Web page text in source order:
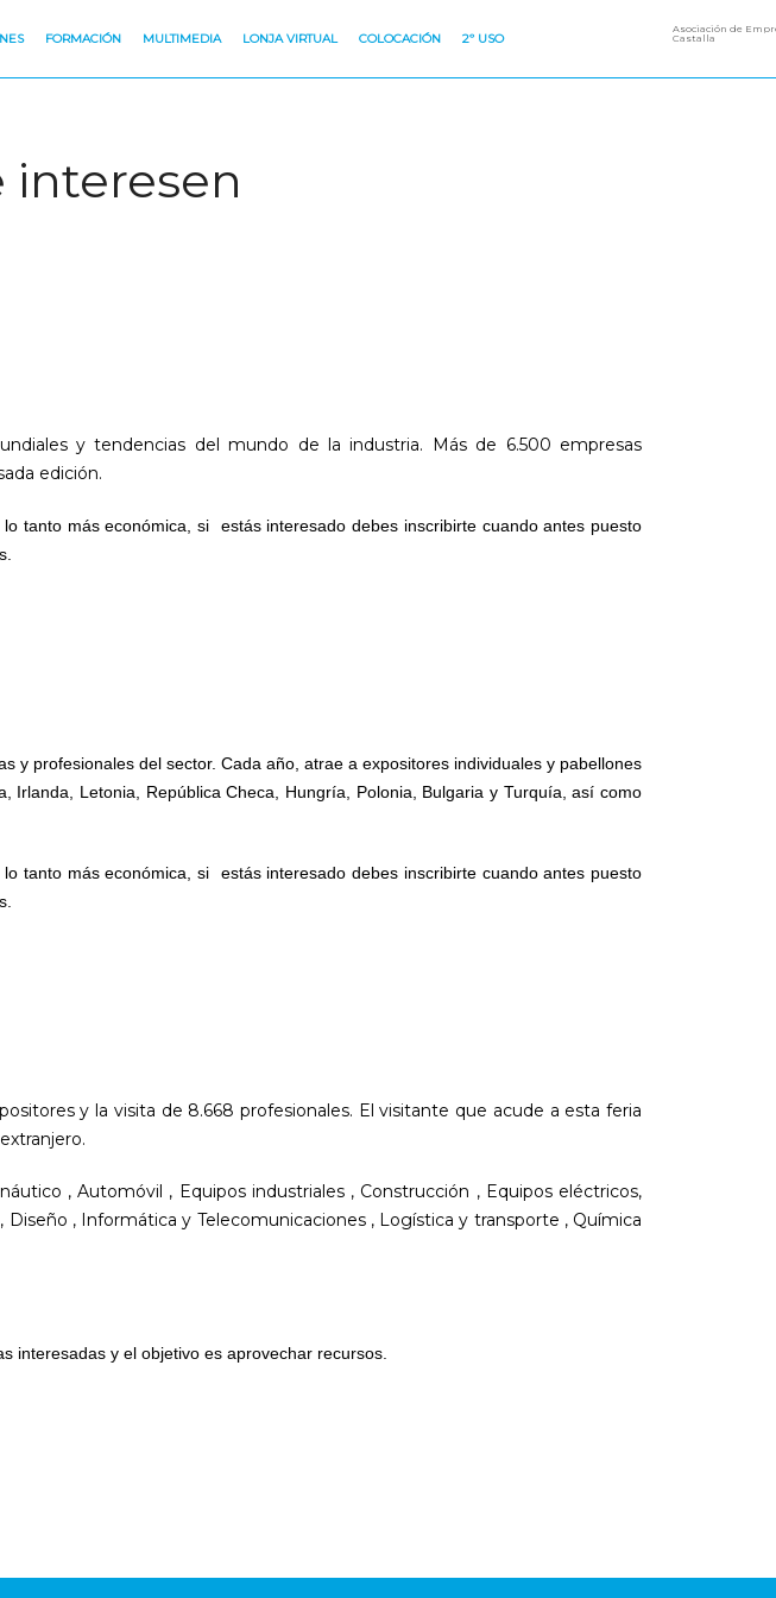
FORMACIÓN MULTIMEDIA LONJA VIRTUAL COLOCACIÓN 2º USO
Asociación de
Castalla
interesen
y tendencias del mundo de la industria. Más de 6.500 empresas
edición.
tanto más económica, si estás interesado debes inscribirte cuando antes puesto
y profesionales del sector. Cada año, atrae a expositores individuales y pabellones
Irlanda, Letonia, República Checa, Hungría, Polonia, Bulgaria y Turquía, así como
tanto más económica, si estás interesado debes inscribirte cuando antes puesto
y la visita de 8.668 profesionales. El visitante que acude a esta feria
, Automóvil , Equipos industriales , Construcción , Equipos eléctricos,
, Informática y Telecomunicaciones , Logística y transporte , Química
interesadas y el objetivo es aprovechar recursos.